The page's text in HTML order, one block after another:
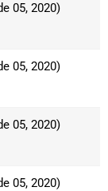
05, 2020)
05, 2020)
05, 2020)
05, 2020)